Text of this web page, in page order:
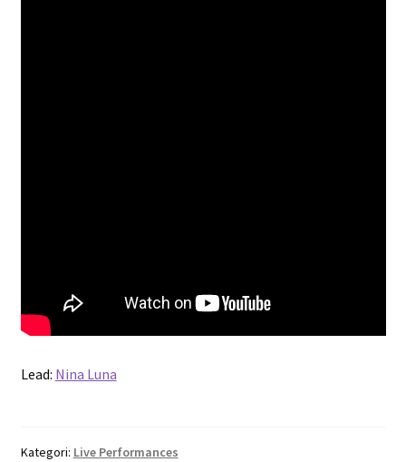
Lead: Nina Luna
Kategori: Live Performances